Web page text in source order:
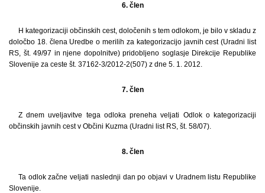
6. člen
H kategorizaciji občinskih cest, določenih s tem odlokom, je bilo v skladu z
določbo 18. člena Uredbe o merilih za kategorizacijo javnih cest (Uradni list
RS, št. 49/97 in njene dopolnitve) pridobljeno soglasje Direkcije Republike
Slovenije za ceste št. 37162-3/2012-2(507) z dne 5. 1. 2012.
7. člen
Z dnem uveljavitve tega odloka preneha veljati Odlok o kategorizaciji
občinskih javnih cest v Občini Kuzma (Uradni list RS, št. 58/07).
8. člen
Ta odlok začne veljati naslednji dan po objavi v Uradnem listu Republike
Slovenije.